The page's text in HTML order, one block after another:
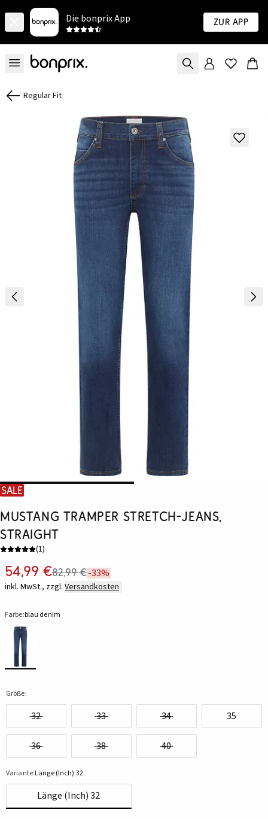
Die bonprix App Zur App
Regular Fit
SALE
Mustang Tramper Stretch-Jeans,
Straight
(1)
54,99 €82,99 €-33%
inkl. MwSt., zzgl. Versandkosten
Farbe:blau denim
Größe:
32 33 34 35
36 38 40
Variante:Länge (Inch) 32
Länge (Inch) 32